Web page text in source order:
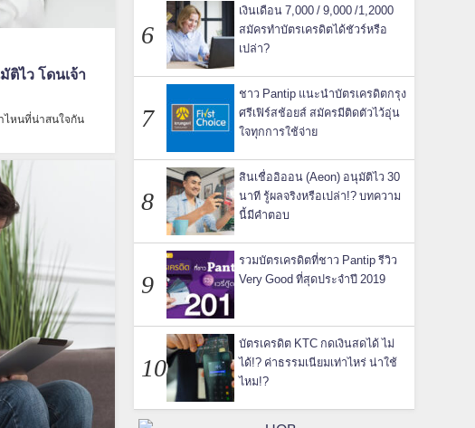
ติไว โดนเจ้า
ไหนที่น่าสนใจกัน
เงินเดือน 7,000 / 9,000 /1,2000
สมัครทำบัตรเครดิตได้ชัวร์หรือ
เปล่า?
ชาว Pantip แนะนำบัตรเครดิตกรุง
ศรีเฟิร์สช้อยส์ สมัครมีติดตัวไว้อุ่น
ใจทุกการใช้จ่าย
สินเชื่ออิออน (Aeon) อนุมัติไว 30
นาที รู้ผลจริงหรือเปล่า!? บทความ
นี้มีคำตอบ
รวมบัตรเครดิตที่ชาว Pantip รีวิว
Very Good ที่สุดประจำปี 2019
บัตรเครดิต KTC กดเงินสดได้ ไม่
ได้!? ค่าธรรมเนียมเท่าไหร่ น่าใช้
ไหม!?